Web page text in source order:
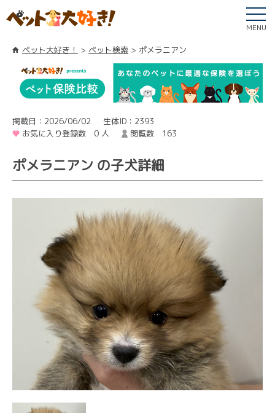
MENU
ペット大好き！ ペット検索 ポメラニアン
掲載日：2026/06/02
生体ID：2393
お気に入り登録数 0 人
閲覧数 163
ポメラニアン の子犬詳細